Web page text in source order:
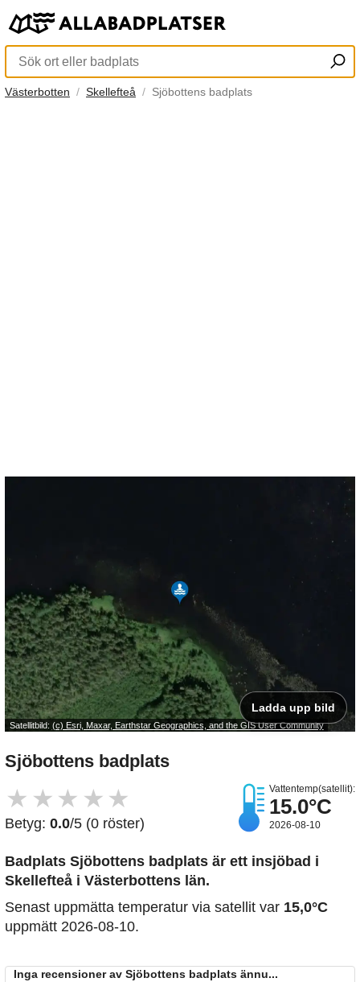
Västerbotten Skellefteå Sjöbottens badplats
Satellitbild: (c) Esri, Maxar, Earthstar Geographics, and the GIS User Community
Ladda upp bild
Sjöbottens badplats
★ ★ ★ ★ ★
Betyg: 0.0/5 (0 röster)
Vattentemp(satellit):
15.0°C
2026-08-10
Badplats Sjöbottens badplats är ett insjöbad i
Skellefteå i Västerbottens län.
Senast uppmätta temperatur via satellit var 15,0°C
uppmätt 2026-08-10.
Inga recensioner av Sjöbottens badplats ännu...